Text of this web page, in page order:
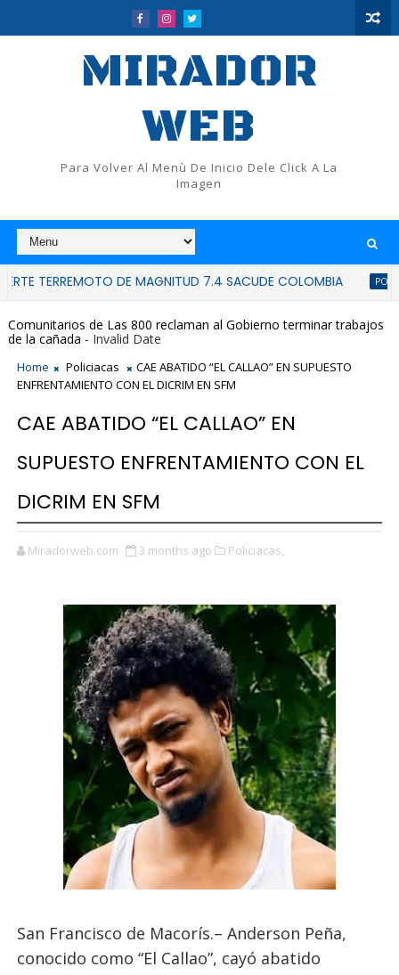
MIRADOR
WEB
Para Volver Al Menù De Inicio Dele Click A La
Imagen
DE MAGNITUD 7.4 SACUDE COLOMBIA POLICÍACAS
Comunitarios de Las 800 reclaman al Gobierno terminar trabajos
de la cañada - Invalid Date
Home Policiacas
CAE ABATIDO “EL CALLAO” EN SUPUESTO
ENFRENTAMIENTO CON EL DICRIM EN SFM
CAE ABATIDO “EL CALLAO” EN
SUPUESTO ENFRENTAMIENTO CON EL
DICRIM EN SFM
Miradorweb.com 3 months ago Policiacas,
San Francisco de Macorís.– Anderson Peña,
conocido como “El Callao”, cayó abatido